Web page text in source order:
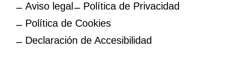
Aviso legal
Política de Privacidad
Política de Cookies
Declaración de Accesibilidad